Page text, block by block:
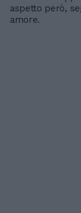
aspetto però,
amore.